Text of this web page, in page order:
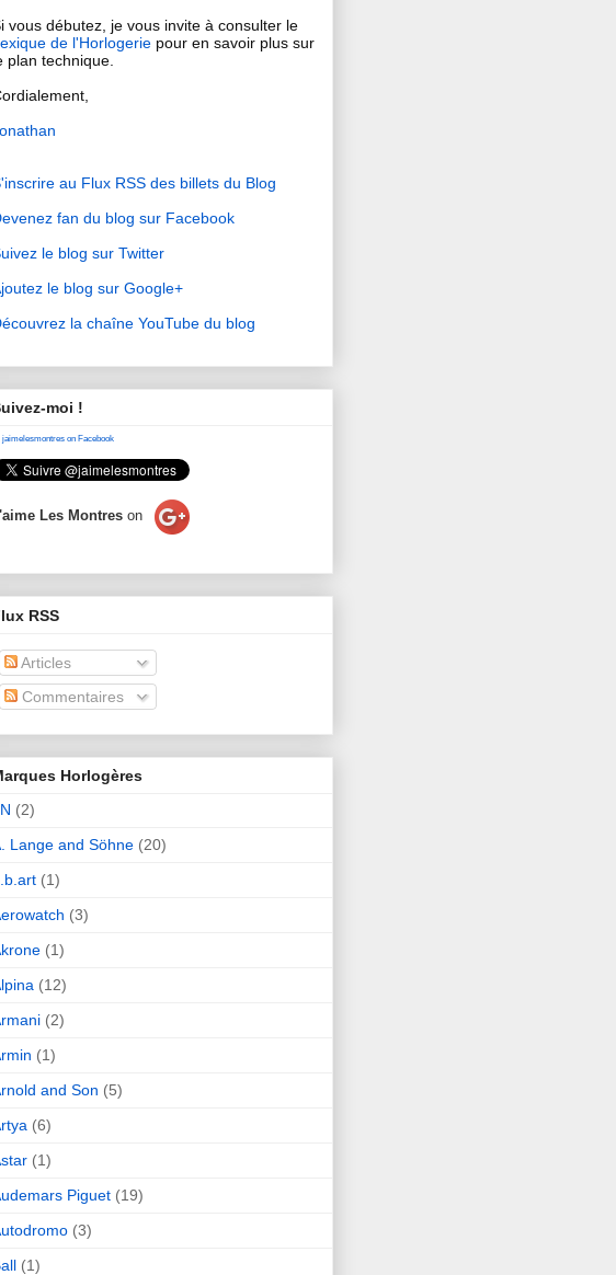
vous débutez, je vous invite à consulter le
de l'Horlogerie pour en savoir plus sur
plan technique.
au Flux RSS des billets du Blog
fan du blog sur Facebook
le blog sur Twitter
le blog sur Google+
la chaîne YouTube du blog
moi !
jaimelesmontres on Facebook
Les Montres on
RSS
Articles
Commentaires
Horlogères
(2)
Lange and Söhne (20)
(1)
(3)
(1)
(12)
(2)
(1)
and Son (5)
(6)
(1)
Piguet (19)
(3)
(1)